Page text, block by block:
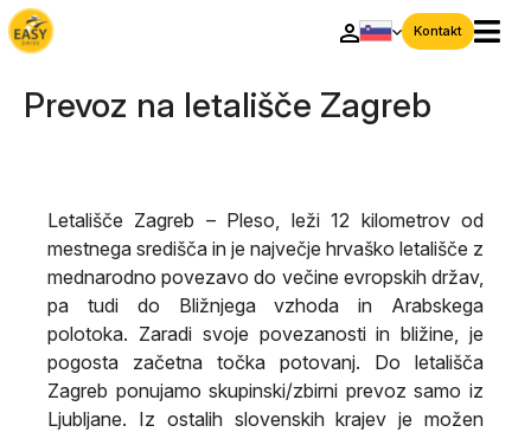
Kontakt
Prevoz na letališče Zagreb
Letališče Zagreb – Pleso, leži 12 kilometrov od
mestnega središča in je največje hrvaško letališče z
mednarodno povezavo do večine evropskih držav,
pa tudi do Bližnjega vzhoda in Arabskega
polotoka. Zaradi svoje povezanosti in bližine, je
pogosta začetna točka potovanj. Do letališča
Zagreb ponujamo skupinski/zbirni prevoz samo iz
Ljubljane. Iz ostalih slovenskih krajev je možen